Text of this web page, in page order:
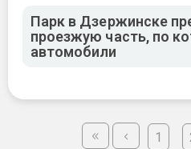
Парк в Дзержинске
проезжую часть, по
автомобили
1